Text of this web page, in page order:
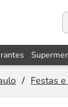
/ Festas